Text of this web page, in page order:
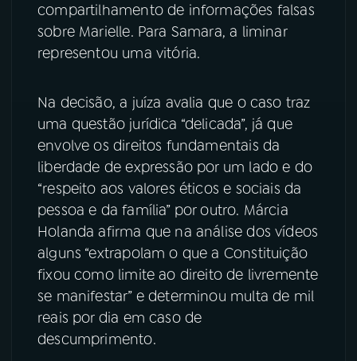
compartilhamento de informações falsas
sobre Marielle. Para Samara, a liminar
representou uma vitória.
Na decisão, a juíza avalia que o caso traz
uma questão jurídica “delicada”, já que
envolve os direitos fundamentais da
liberdade de expressão por um lado e do
“respeito aos valores éticos e sociais da
pessoa e da família” por outro. Márcia
Holanda afirma que na análise dos vídeos
alguns “extrapolam o que a Constituição
fixou como limite ao direito de livremente
se manifestar” e determinou multa de mil
reais por dia em caso de
descumprimento.